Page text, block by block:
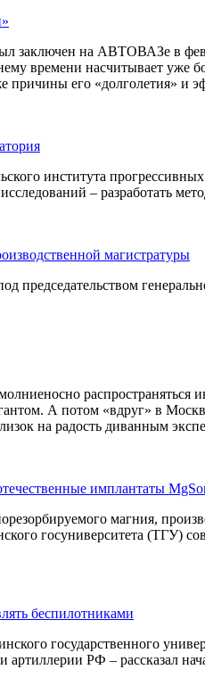
заключен на АВТОВАЗе в
времени насчитывает уже
его «долголетия» и
института
– разработать
магистратуры
председательством
А потом «вдруг» в
на радость диванным
имплантаты
магния,
госуниверситета
беспилотниками
государственного
артиллерии РФ – рассказал